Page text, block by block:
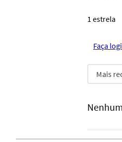
1 estrela
Faça
Mais